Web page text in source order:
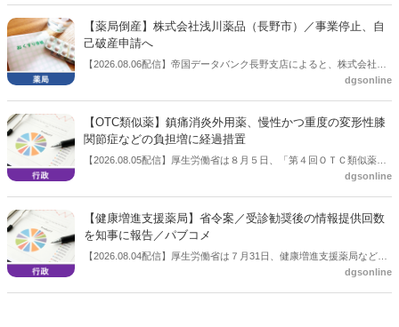
【薬局倒産】株式会社浅川薬品（長野市）／事業停止、自
己破産申請へ
【2026.08.06配信】帝国データバンク長野支店によると、株式会社浅
川薬品（長野市）は7月31日に事業を停止し、自己破産申請の準備に
dgsonline
【OTC類似薬】鎮痛消炎外用薬、慢性かつ重度の変形性膝
関節症などの負担増に経過措置
【2026.08.05配信】厚生労働省は８月５日、「第４回ＯＴＣ類似薬の
保険給付の見直しの実施に向けた技術的検討会」を開催。「中間とり
会等に報告し、令和８年秋頃を目途に結論を得る予定。
dgsonline
【健康増進支援薬局】省令案／受診勧奨後の情報提供回数
を知事に報告／パブコメ
【2026.08.04配信】厚生労働省は７月31日、健康増進支援薬局などに
関する省令案を示し、パブコメを開始した。受診勧奨を行った後に、
dgsonline